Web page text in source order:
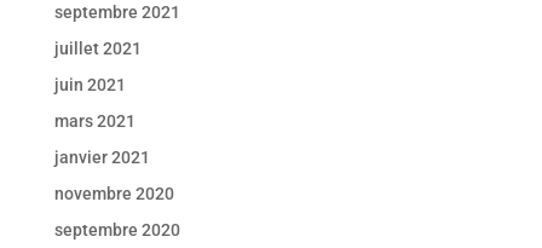
septembre 2021
juillet 2021
juin 2021
mars 2021
janvier 2021
novembre 2020
septembre 2020